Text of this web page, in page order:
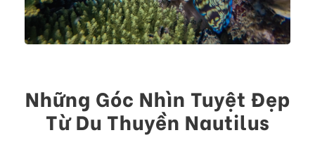
Những Góc Nhìn Tuyệt Đẹp
Từ Du Thuyền Nautilus